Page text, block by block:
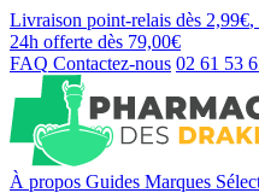
Livraison point-relais dès 2,99€,
24h offerte dès 79,00€
FAQ Contactez-nous 02 61 53
À propos Guides Marques